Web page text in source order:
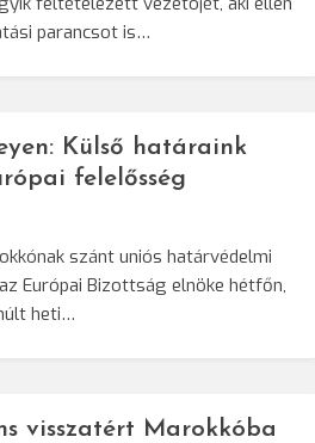
parancsot is…
Külső határaink
felelősség
szánt uniós határvédelmi
Európai Bizottság elnöke hétfőn,
heti…
visszatért Marokkóba